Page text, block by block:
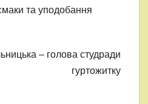
та уподобання
– голова студради
гуртожитку